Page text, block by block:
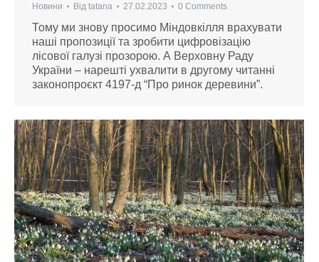
Новини Від tatana 27.02.2023 0 Comments
Тому ми знову просимо Міндовкілля врахувати
наші пропозиції та зробити цифровізацію
лісової галузі прозорою. А Верховну Раду
України – нарешті ухвалити в другому читанні
законопроєкт 4197-д “Про ринок деревини”.